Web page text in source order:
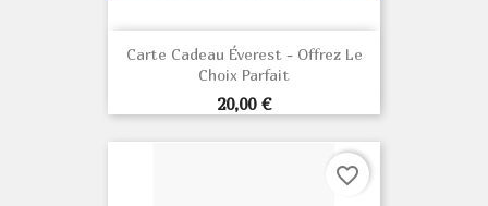
Carte Cadeau Éverest - Offrez Le
Choix Parfait
Prix
20,00 €
favorite_border